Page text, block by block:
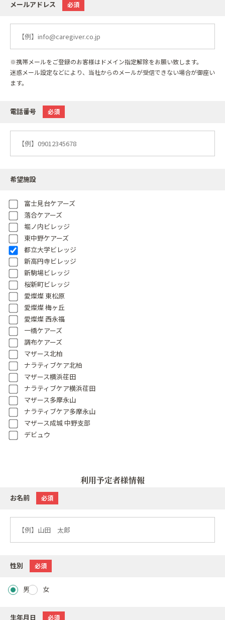
メールアドレス 必須
※携帯メールをご登録のお客様はドメイン指定解除をお願い致します。
迷惑メール設定などにより、当社からのメールが受信できない場合が御座い
ます。
電話番号 必須
希望施設
富士見台ケアーズ
落合ケアーズ
堀ノ内ビレッジ
東中野ケアーズ
都立大学ビレッジ
新高円寺ビレッジ
新駒場ビレッジ
桜新町ビレッジ
愛燦燦 東松原
愛燦燦 梅ヶ丘
愛燦燦 西永福
一橋ケアーズ
調布ケアーズ
マザース北柏
ナラティブケア北柏
マザース横浜荏田
ナラティブケア横浜荏田
マザース多摩永山
ナラティブケア多摩永山
マザース成城 中野支部
デビュウ
利用予定者様情報
お名前 必須
性別 必須
男 女
生年月日 必須